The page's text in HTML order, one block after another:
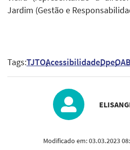
Jardim (Gestão e
Tags:TJTOAcessibilidadeDpeOAB
Modificado em:03.03.2023